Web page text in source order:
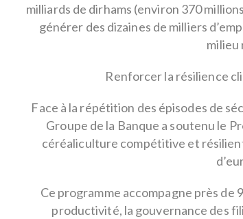
milliards de dirhams (environ 370
générer des dizaines de milliers
milieu
Renforcer la résilience
Face à la répétition des épisodes de
Groupe de la Banque a soutenu le
céréaliculture compétitive et
Ce programme accompagne près de
productivité, la gouvernance des